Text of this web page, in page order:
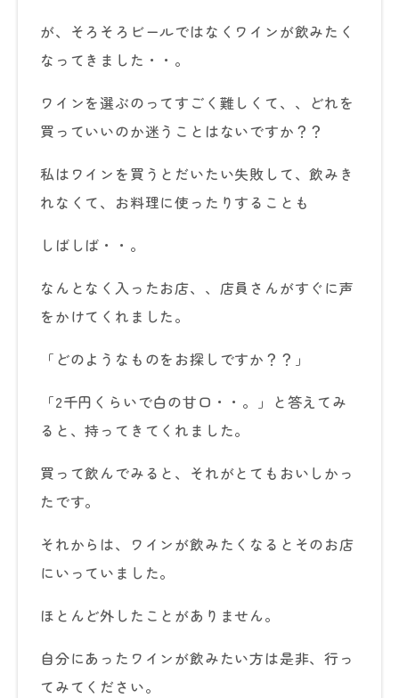
が、そろそろビールではなくワインが飲みたく
なってきました・・。
ワインを選ぶのってすごく難しくて、、どれを
買っていいのか迷うことはないですか？？
私はワインを買うとだいたい失敗して、飲みき
れなくて、お料理に使ったりすることも
しばしば・・。
なんとなく入ったお店、、店員さんがすぐに声
をかけてくれました。
「どのようなものをお探しですか？？」
「2千円くらいで白の甘口・・。」と答えてみ
ると、持ってきてくれました。
買って飲んでみると、それがとてもおいしかっ
たです。
それからは、ワインが飲みたくなるとそのお店
にいっていました。
ほとんど外したことがありません。
自分にあったワインが飲みたい方は是非、行っ
てみてください。